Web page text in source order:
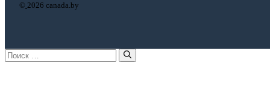
© 2026 canada.by
Поиск: